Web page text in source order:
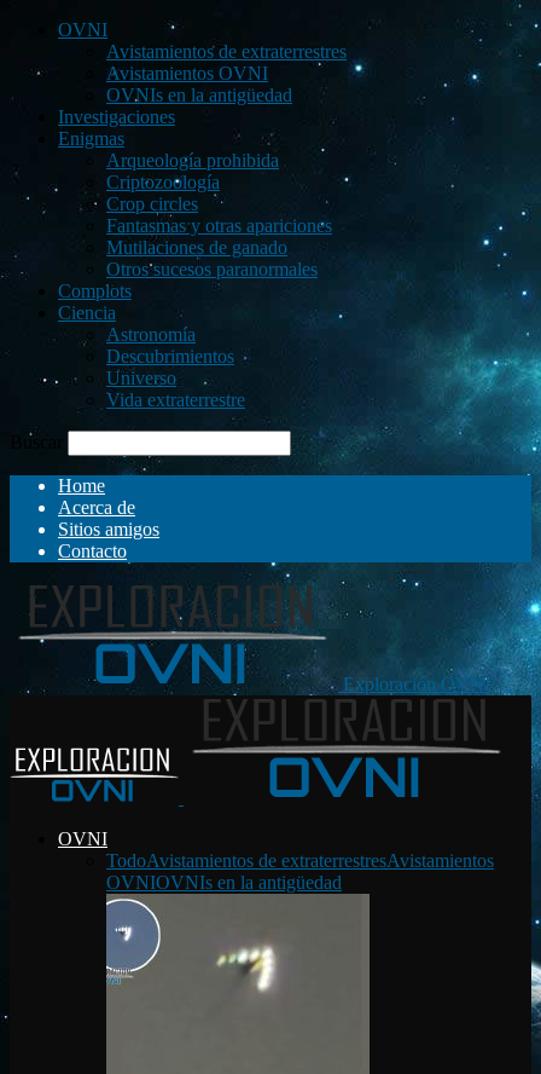
OVNI
Avistamientos de extraterrestres
Avistamientos OVNI
OVNIs en la antigüedad
Investigaciones
Enigmas
Arqueología prohibida
Criptozoología
Crop circles
Fantasmas y otras apariciones
Mutilaciones de ganado
Otros sucesos paranormales
Complots
Ciencia
Astronomía
Descubrimientos
Universo
Vida extraterrestre
Buscar
Home
Acerca de
Sitios amigos
Contacto
Exploración OVNI
OVNI
TodoAvistamientos de extraterrestresAvistamientos
OVNIOVNIs en la antigüedad